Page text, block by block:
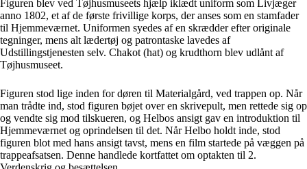
Figuren blev ved Tøjhusmuseets hjælp iklædt uniform som Livjæger
anno 1802, et af de første frivillige korps, der anses som en stamfader
til Hjemmeværnet. Uniformen syedes af en skrædder efter originale
tegninger, mens alt lædertøj og patrontaske lavedes af
Udstillingstjenesten selv. Chakot (hat) og krudthorn blev udlånt af
Tøjhusmuseet.
Figuren stod lige inden for døren til Materialgård, ved trappen op. Når
man trådte ind, stod figuren bøjet over en skrivepult, men rettede sig op
og vendte sig mod tilskueren, og Helbos ansigt gav en introduktion til
Hjemmeværnet og oprindelsen til det. Når Helbo holdt inde, stod
figuren blot med hans ansigt tavst, mens en film startede på væggen på
trappeafsatsen. Denne handlede kortfattet om optakten til 2.